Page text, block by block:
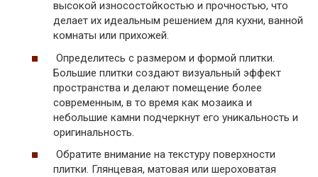
высокой износостойкостью и прочностью, что
делает их идеальным решением для кухни, ванной
комнаты или прихожей.
Определитесь с размером и формой плитки.
Большие плитки создают визуальный эффект
пространства и делают помещение более
современным, в то время как мозаика и
небольшие камни подчеркнут его уникальность и
оригинальность.
Обратите внимание на текстуру поверхности
плитки. Глянцевая, матовая или шероховатая